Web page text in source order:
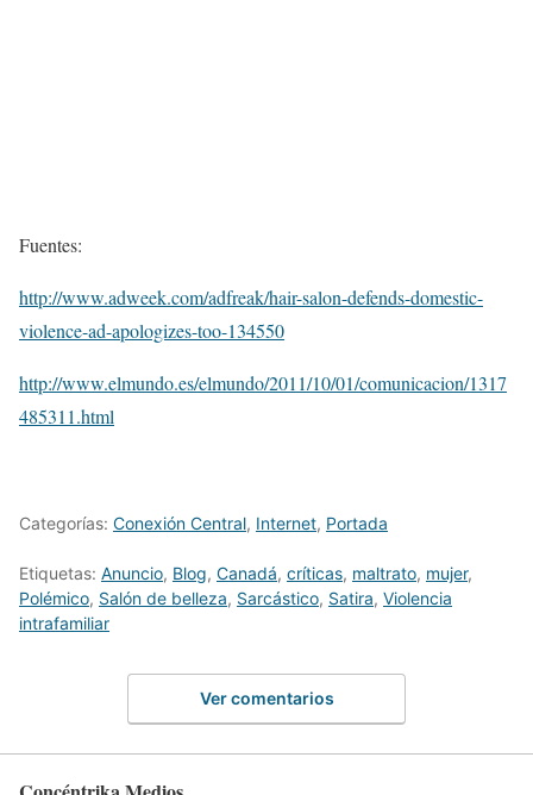
Fuentes:
http://www.adweek.com/adfreak/hair-salon-defends-domestic-
violence-ad-apologizes-too-134550
http://www.elmundo.es/elmundo/2011/10/01/comunicacion/1317
485311.html
Categorías: Conexión Central, Internet, Portada
Etiquetas: Anuncio, Blog, Canadá, críticas, maltrato, mujer,
Polémico, Salón de belleza, Sarcástico, Satira, Violencia
intrafamiliar
Ver comentarios